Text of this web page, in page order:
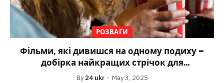
РОЗВАГИ
Фільми, які дивишся на одному подиху –
добірка найкращих стрічок для
емоційного перегляду
By 24 ukr May 3, 2025